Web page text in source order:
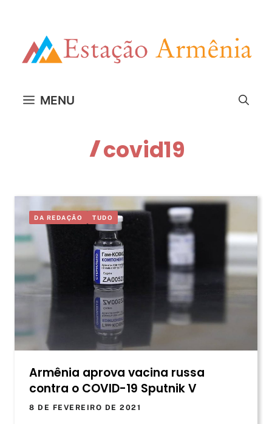
MENU
covid19
DA REDAÇÃO TUDO
Armênia aprova vacina russa
contra o COVID-19 Sputnik V
8 DE FEVEREIRO DE 2021